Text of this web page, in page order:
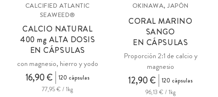
CALCIFIED ATLANTIC
SEAWEED®
CALCIO NATURAL
400 mg ALTA DOSIS
EN CÁPSULAS
con magnesio, hierro y yodo
16,90 €
120 cápsulas
77,95 € / 1kg
OKINAWA, JAPÓN
CORAL MARINO
SANGO
EN CÁPSULAS
Proporción 2:1 de calcio y
magnesio
12,90 €
120 cápsulas
96,13 € / 1kg